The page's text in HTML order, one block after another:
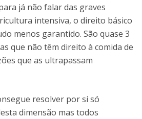
já não falar das graves
intensiva, o direito básico
menos garantido. São quase 3
que não têm direito à comida de
que as ultrapassam
resolver por si só
dimensão mas todos